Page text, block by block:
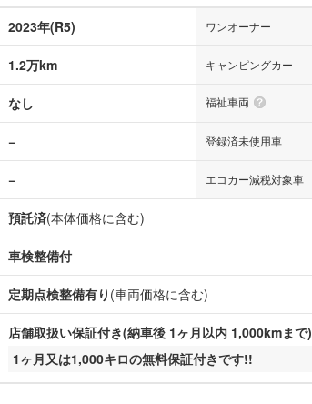
2023年(R5) ワンオーナー
1.2万km キャンピングカー
なし 福祉車両
− 登録済未使用車
− エコカー減税対象車
預託済(本体価格に含む)
車検整備付
定期点検整備有り (車両価格に含む)
店舗取扱い保証付き(納車後 1ヶ月以内 1,000kmまで)
1ヶ月又は1,000キロの無料保証付きです!!